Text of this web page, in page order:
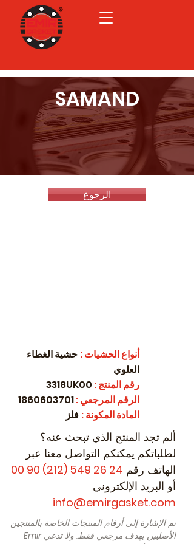
SAMAND
الرجوع
أنواع الحشيات: حشية الغطاء
العلوي
رقم المنتج:
الرقم المرجعي:
1860603701
المادة المكونة: فلز
ألم تجد المنتج الذي تبحث عنه؟
لطلباتكم يمكنكم التواصل معنا عبر
الهاتف رقم 24 26 549 (212) 90 00
أو البريد الإلكتروني
info@emirgasket.com
.
تم الإشارة إلى أرقام المنتجات الخاصة بالمنتجين
الأصليين بهدف مرجعي فقط. ولا تدعيEmir